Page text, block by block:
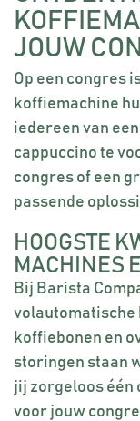
JOUW
Op een congres
koffiemachine
iedereen van
cappuccino te
congres of een
passende
HOOGSTE
MACHINES
Bij Barista
volautomatische
koffiebonen en
storingen staan
jij zorgeloos één
voor jouw